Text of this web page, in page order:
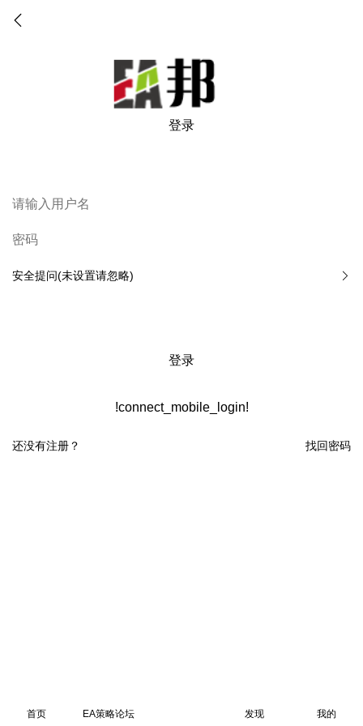
登录
安全提问(未设置请忽略)
登录
!connect_mobile_login!
找回密码
还没有注册？
首页 EA策略论坛 发现 我的